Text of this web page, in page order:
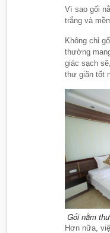
Vì sao gối
trắng và
Không chỉ
thường
giác sạch
thư giãn tốt
Gối nằm
Hơn nữa,